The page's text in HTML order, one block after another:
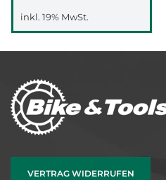
inkl. 19% MwSt.
VERTRAG WIDERRUFEN